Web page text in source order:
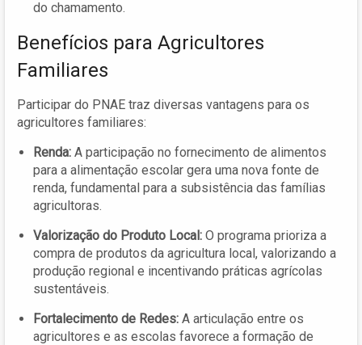
do chamamento.
Benefícios para Agricultores
Familiares
Participar do PNAE traz diversas vantagens para os
agricultores familiares:
Renda: A participação no fornecimento de alimentos
para a alimentação escolar gera uma nova fonte de
renda, fundamental para a subsistência das famílias
agricultoras.
Valorização do Produto Local: O programa prioriza a
compra de produtos da agricultura local, valorizando a
produção regional e incentivando práticas agrícolas
sustentáveis.
Fortalecimento de Redes: A articulação entre os
agricultores e as escolas favorece a formação de